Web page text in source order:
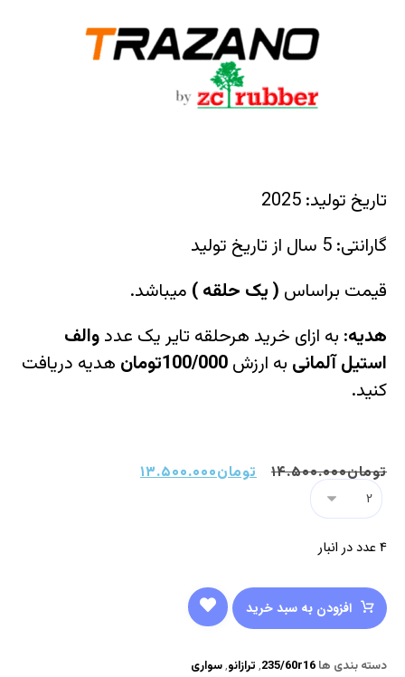
تاریخ تولید: 2025
گارانتی: 5 سال از تاریخ تولید
قیمت براساس (یک حلقه) میباشد.
هدیه: به ازای خرید هرحلقه تایر یک عددوالف
استیل آلمانی به ارزش100/000تومان
هدیه دریافت
کنید.
تومان۱۴.۵۰۰.۰۰۰ تومان۱۳.۵۰۰.۰۰۰
4 عدد در انبار
افزودن به سبد خرید
دسته بندی ها 235/60r16
, ترازانو,سواری